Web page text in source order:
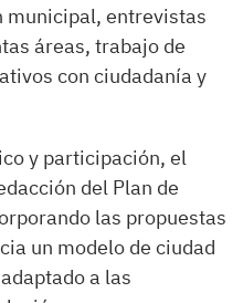
municipal, entrevistas
áreas, trabajo de
con ciudadanía y
y participación, el
del Plan de
las propuestas
un modelo de ciudad
a las